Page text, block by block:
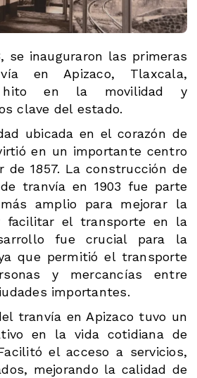
se inauguraron las primeras
en Apizaco, Tlaxcala,
hito en la movilidad y
clave del estado.
ubicada en el corazón de
en un importante centro
de 1857. La construcción de
tranvía en 1903 fue parte
amplio para mejorar la
facilitar el transporte en la
fue crucial para la
que permitió el transporte
y mercancías entre
importantes.
tranvía en Apizaco tuvo un
en la vida cotidiana de
el acceso a servicios,
mejorando la calidad de